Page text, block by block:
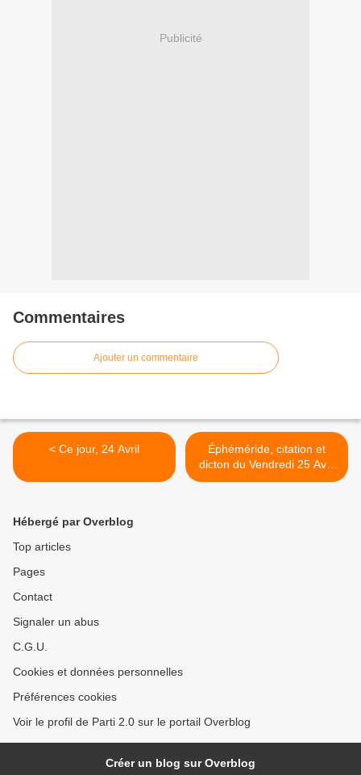
Publicité
Commentaires
Ajouter un commentaire
< Ce jour, 24 Avril
Éphéméride, citation et
dicton du Vendredi 25 Avril
2025 >
Hébergé par Overblog
Top articles
Pages
Contact
Signaler un abus
C.G.U.
Cookies et données personnelles
Préférences cookies
Voir le profil de Parti 2.0 sur le portail Overblog
Créer un blog sur Overblog